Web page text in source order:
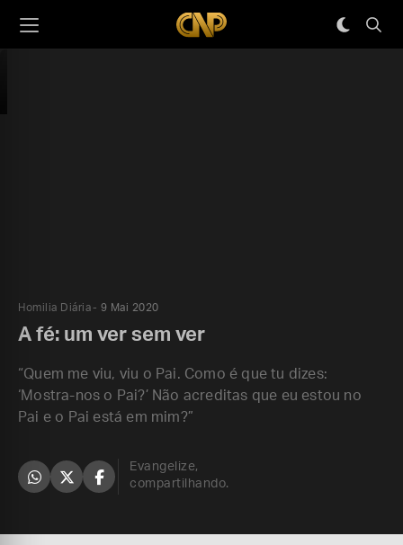
Homilia Diária 9 Mai 2020
A fé: um ver sem ver
“Quem me viu, viu o Pai. Como é que tu dizes:
‘Mostra-nos o Pai?’ Não acreditas que eu estou no
Pai e o Pai está em mim?”
Evangelize,
compartilhando.